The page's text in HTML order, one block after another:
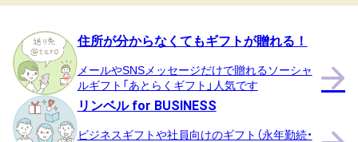
住所が分からなくてもギフトが贈れる！
メールやSNSメッセージだけで贈れるソーシャ
ルギフト「あとらくギフト」人気です
リンベル for BUSINESS
ビジネスギフトや社員向けのギフト（永年勤続・